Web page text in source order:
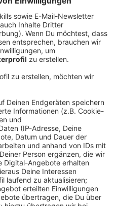
waren laut Polizei am
A46 in Richtung Neuss
Ursache sind sie auf
offenbar von der
gegen einen
Feuerwehrmusste die
befreien. Laut Polizei